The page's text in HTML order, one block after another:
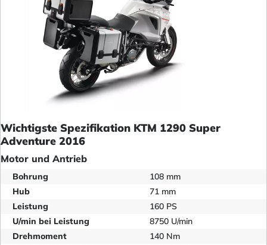
Wichtigste Spezifikation KTM 1290 Super
Adventure 2016
Motor und Antrieb
Bohrung
108 mm
Hub
71 mm
Leistung
160 PS
U/min bei Leistung
8750 U/min
Drehmoment
140 Nm